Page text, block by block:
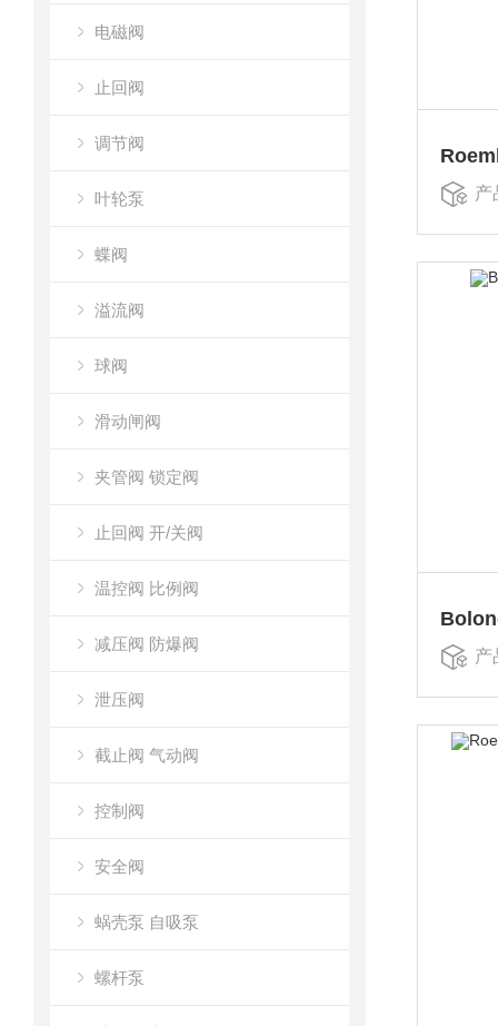
电磁阀
止回阀
调节阀
叶轮泵
蝶阀
溢流阀
球阀
滑动闸阀
夹管阀 锁定阀
止回阀 开/关阀
温控阀 比例阀
减压阀 防爆阀
泄压阀
截止阀 气动阀
控制阀
安全阀
蜗壳泵 自吸泵
螺杆泵
产
产